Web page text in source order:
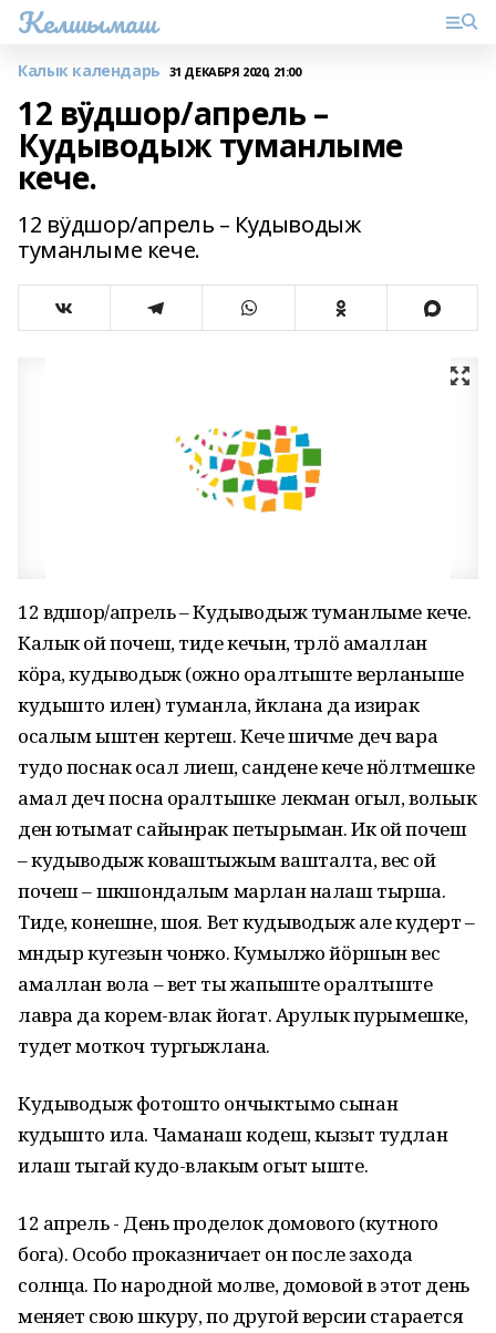
Келшымаш
Калык календарь 31 ДЕКАБРЯ 2020, 21:00
12 вӱдшор/апрель –
Кудыводыж туманлыме
кече.
12 вӱдшор/апрель – Кудыводыж
туманлыме кече.
12 вӱдшор/апрель – Кудыводыж туманлыме кече.
Калык ой почеш, тиде кечын, тӱрлӧ амаллан
кӧра, кудыводыж (ожно оралтыште верланыше
кудышто илен) туманла, йӱклана да изирак
осалым ыштен кертеш. Кече шичме деч вара
тудо поснак осал лиеш, сандене кече нӧлтмешке
амал деч посна оралтышке лекман огыл, вольык
ден ютымат сайынрак петырыман. Ик ой почеш
– кудыводыж коваштыжым вашталта, вес ой
почеш – шӱкшондалым марлан налаш тырша.
Тиде, конешне, шоя. Вет кудыводыж але кудерт –
мӱндыр кугезын чонжо. Кумылжо йӧршын вес
амаллан вола – вет ты жапыште оралтыште
лавра да корем-влак йогат. Арулык пурымешке,
тудет моткоч тургыжлана.
Кудыводыж фотошто ончыктымо сынан
кудышто ила. Чаманаш кодеш, кызыт тудлан
илаш тыгай кудо-влакым огыт ыште.
12 апрель - День проделок домового (кутного
бога). Особо проказничает он после захода
солнца. По народной молве, домовой в этот день
меняет свою шкуру, по другой версии старается